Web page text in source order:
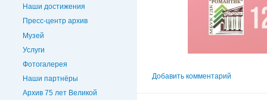
Наши достижения
Пресс-центр архив
Музей
Услуги
Фотогалерея
Наши партнёры
Архив 75 лет Великой
Добавить комментарий